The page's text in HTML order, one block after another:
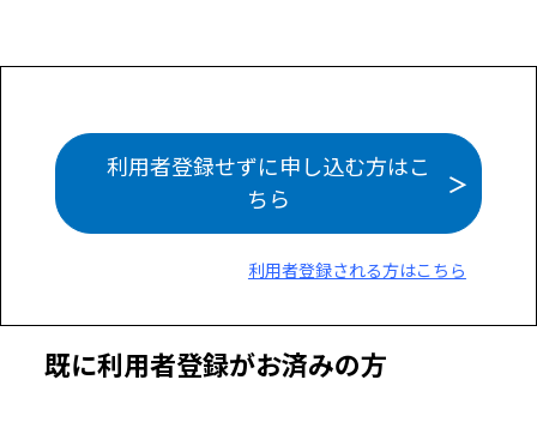
利用者登録せずに申し込む方はこ
ちら
利用者登録される方はこちら
既に利用者登録がお済みの方